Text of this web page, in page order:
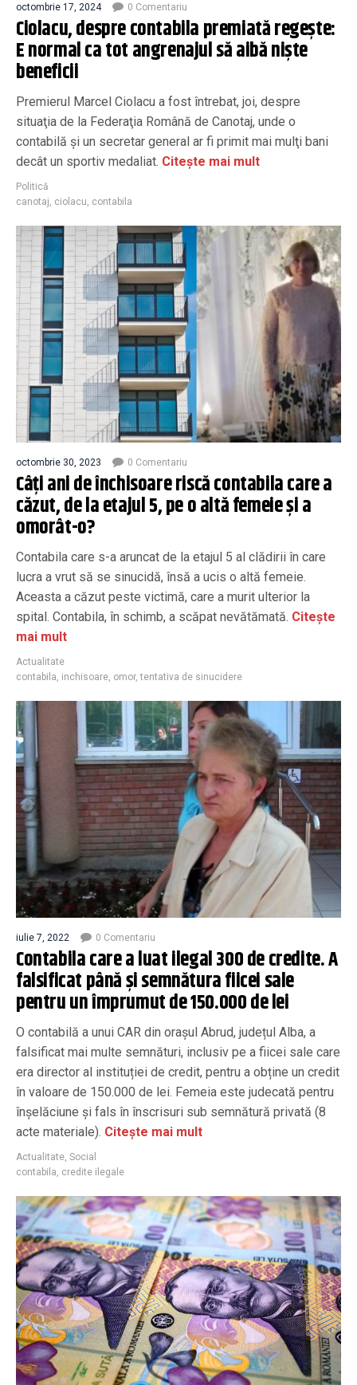
octombrie 17, 2024 0 Comentariu
Ciolacu, despre contabila premiată regește:
E normal ca tot angrenajul să aibă niște
beneficii
Premierul Marcel Ciolacu a fost întrebat, joi, despre
situaţia de la Federaţia Română de Canotaj, unde o
contabilă şi un secretar general ar fi primit mai mulţi bani
decât un sportiv medaliat. Citește mai mult
Politică
canotaj, ciolacu, contabila
octombrie 30, 2023 0 Comentariu
Câți ani de închisoare riscă contabila care a
căzut, de la etajul 5, pe o altă femeie și a
omorât-o?
Contabila care s-a aruncat de la etajul 5 al clădirii în care
lucra a vrut să se sinucidă, însă a ucis o altă femeie.
Aceasta a căzut peste victimă, care a murit ulterior la
spital. Contabila, în schimb, a scăpat nevătămată. Citește
mai mult
Actualitate
contabila, inchisoare, omor,tentativa de sinucidere
iulie 7, 2022 0 Comentariu
Contabila care a luat ilegal 300 de credite. A
falsificat până și semnătura fiicei sale
pentru un împrumut de 150.000 de lei
O contabilă a unui CAR din orașul Abrud, județul Alba, a
falsificat mai multe semnături, inclusiv pe a fiicei sale care
era director al instituției de credit, pentru a obține un credit
în valoare de 150.000 de lei. Femeia este judecată pentru
înșelăciune și fals în înscrisuri sub semnătură privată (8
acte materiale). Citește mai mult
Actualitate, Social
contabila, credite ilegale